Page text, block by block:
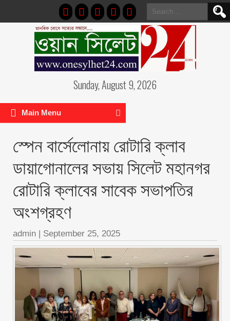
Search
for:
Sunday, August 9, 2026
Main Menu
স্পেন বার্সেলোনায় রোটারি ক্লাব
ডায়াগোনালের সভায় সিলেট মহানগর
রোটারি ক্লাবের সাবেক সভাপতির
অংশগ্রহণ
admin | September 25, 2025